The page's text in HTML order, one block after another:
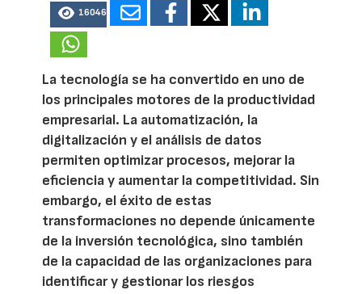
16046
La tecnología se ha convertido en uno de
los principales motores de la productividad
empresarial. La automatización, la
digitalización y el análisis de datos
permiten optimizar procesos, mejorar la
eficiencia y aumentar la competitividad. Sin
embargo, el éxito de estas
transformaciones no depende únicamente
de la inversión tecnológica, sino también
de la capacidad de las organizaciones para
identificar y gestionar los riesgos